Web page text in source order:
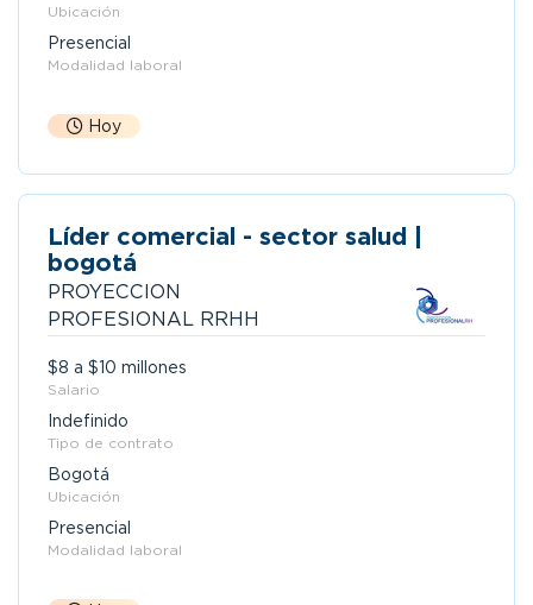
Ubicación
Presencial
Modalidad laboral
Hoy
Líder comercial - sector salud |
bogotá
PROYECCION
PROFESIONAL RRHH
$8 a $10 millones
Salario
Indefinido
Tipo de contrato
Bogotá
Ubicación
Presencial
Modalidad laboral